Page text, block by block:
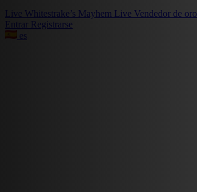
Live Whitestrake’s Mayhem Live Vendedor de oro
Entrar Registrarse
es